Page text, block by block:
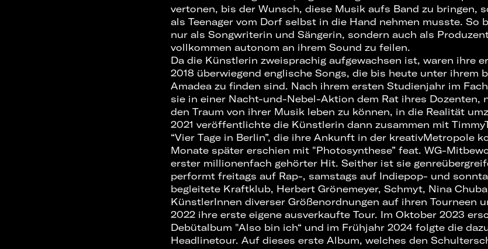
vertonen, bis der Wunsch, diese Musik aufs Band zu bringen,
als Teenager vom Dorf selbst in die Hand nehmen musste. So
nur als Songwriterin und Sängerin, sondern auch als
vollkommen autonom an ihrem Sound zu feilen.
Da die Künstlerin zweisprachig aufgewachsen ist, waren ihre
2018 überwiegend englische Songs, die bis heute unter ihrem
Amadea zu finden sind. Nach ihrem ersten Studienjahr im
sie in einer Nacht-und-Nebel-Aktion dem Rat ihres Dozenten,
den Traum von ihrer Musik leben zu können, in die Realität
2021 veröffentlichte die Künstlerin dann zusammen mit
“Vier Tage in Berlin”, die ihre Ankunft in der kreativMetropole
Monate später erschien mit "Photosynthese” feat. WG-
erster millionenfach gehörter Hit. Seither ist sie
performt freitags auf Rap-, samstags auf Indiepop- und
begleitete Kraftklub, Herbert Grönemeyer, Schmyt, Nina
KünstlerInnen diverser Größenordnungen auf ihren Tourneen
2022 ihre erste eigene ausverkaufte Tour. Im Oktober 2023
Debütalbum "Also bin ich“ und im Frühjahr 2024 folgte die
Headlinetour. Auf dieses erste Album, welches den